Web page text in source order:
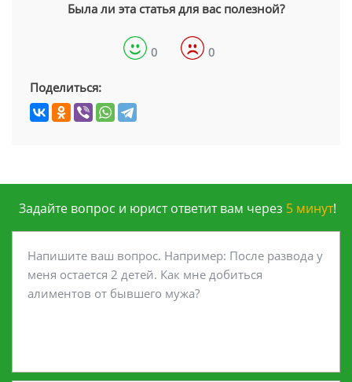
Была ли эта статья для вас полезной?
0 0
Поделиться:
Задайте вопрос и юрист ответит вам через 5 минут!